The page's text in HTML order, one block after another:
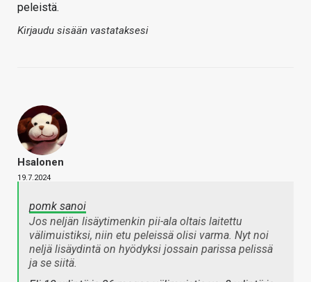
peleistä.
Kirjaudu sisään vastataksesi
Hsalonen
19.7.2024
pomk sanoi
Jos neljän lisäytimenkin pii-ala oltais laitettu
välimuistiksi, niin etu peleissä olisi varma. Nyt noi
neljä lisäydintä on hyödyksi jossain parissa pelissä
ja se siitä.